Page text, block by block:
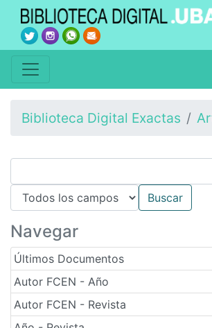
Biblioteca Digital Exactas
Navegar
Últimos Documentos
Autor FCEN - Año
Autor FCEN - Revista